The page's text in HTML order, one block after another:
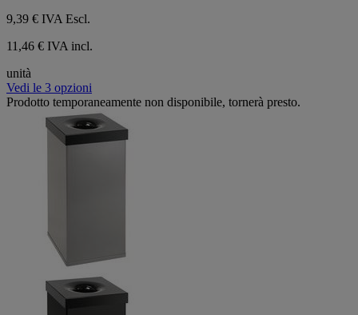
9,39 € IVA Escl.
11,46 € IVA incl.
unità
Vedi le 3 opzioni
Prodotto temporaneamente non disponibile, tornerà presto.